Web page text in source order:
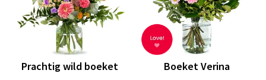
Prachtig wild boeket Boeket Verina